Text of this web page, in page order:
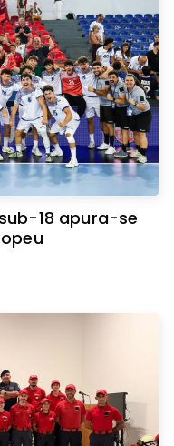
18 apura-se